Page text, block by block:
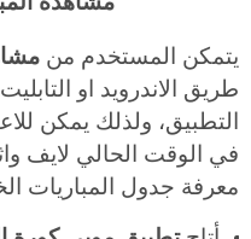
يتمكن المستخدم من
طريق الاندرويد او
التطبيق، ولذلك يمكن
في الوقت الحالي لايف
معرفة جدول المباريات